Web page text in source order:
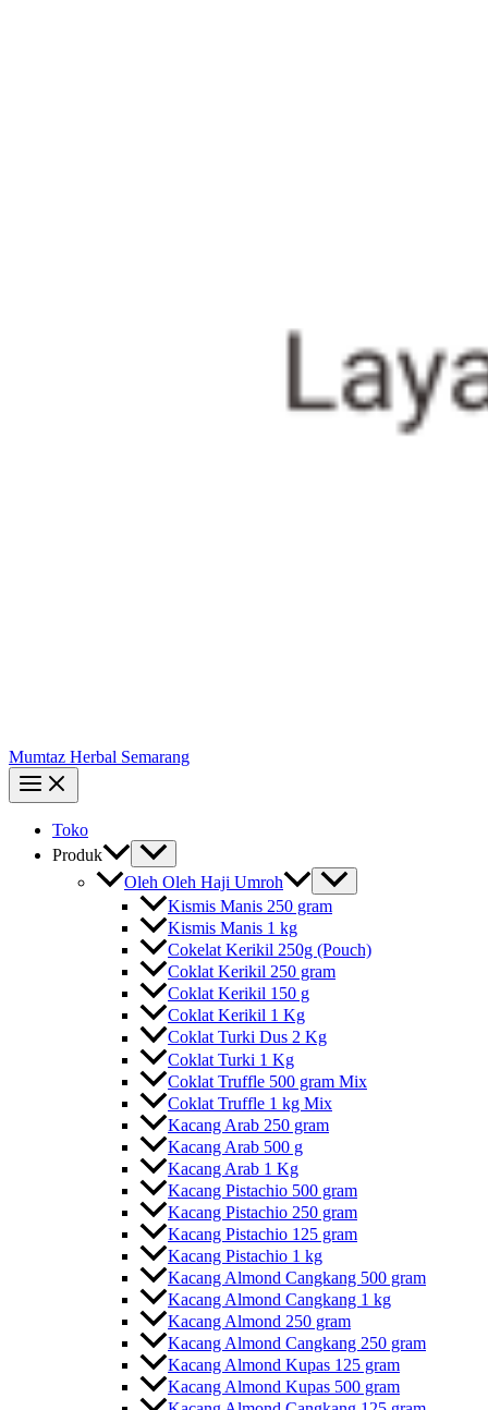
Mumtaz Herbal Semarang
Toko
Produk
Oleh Oleh Haji Umroh
Kismis Manis 250 gram
Kismis Manis 1 kg
Cokelat Kerikil 250g (Pouch)
Coklat Kerikil 250 gram
Coklat Kerikil 150 g
Coklat Kerikil 1 Kg
Coklat Turki Dus 2 Kg
Coklat Turki 1 Kg
Coklat Truffle 500 gram Mix
Coklat Truffle 1 kg Mix
Kacang Arab 250 gram
Kacang Arab 500 g
Kacang Arab 1 Kg
Kacang Pistachio 500 gram
Kacang Pistachio 250 gram
Kacang Pistachio 125 gram
Kacang Pistachio 1 kg
Kacang Almond Cangkang 500 gram
Kacang Almond Cangkang 1 kg
Kacang Almond 250 gram
Kacang Almond Cangkang 250 gram
Kacang Almond Kupas 125 gram
Kacang Almond Kupas 500 gram